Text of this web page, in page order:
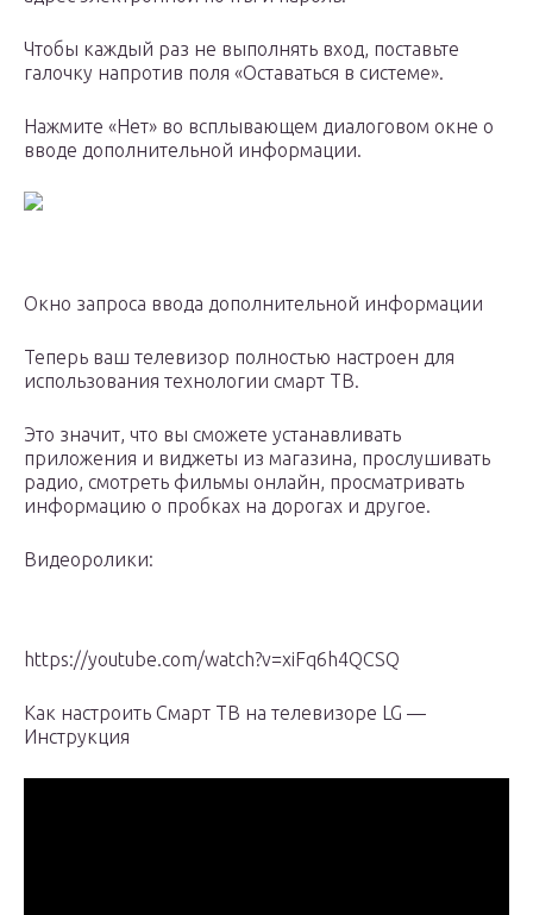
Чтобы каждый раз не выполнять вход, поставьте
галочку напротив поля «Оставаться в системе».
Нажмите «Нет» во всплывающем диалоговом окне о
вводе дополнительной информации.
Окно запроса ввода дополнительной информации
Теперь ваш телевизор полностью настроен для
использования технологии смарт ТВ.
Это значит, что вы сможете устанавливать
приложения и виджеты из магазина, прослушивать
радио, смотреть фильмы онлайн, просматривать
информацию о пробках на дорогах и другое.
Видеоролики:
https://youtube.com/watch?v=xiFq6h4QCSQ
Как настроить Смарт ТВ на телевизоре LG —
Инструкция